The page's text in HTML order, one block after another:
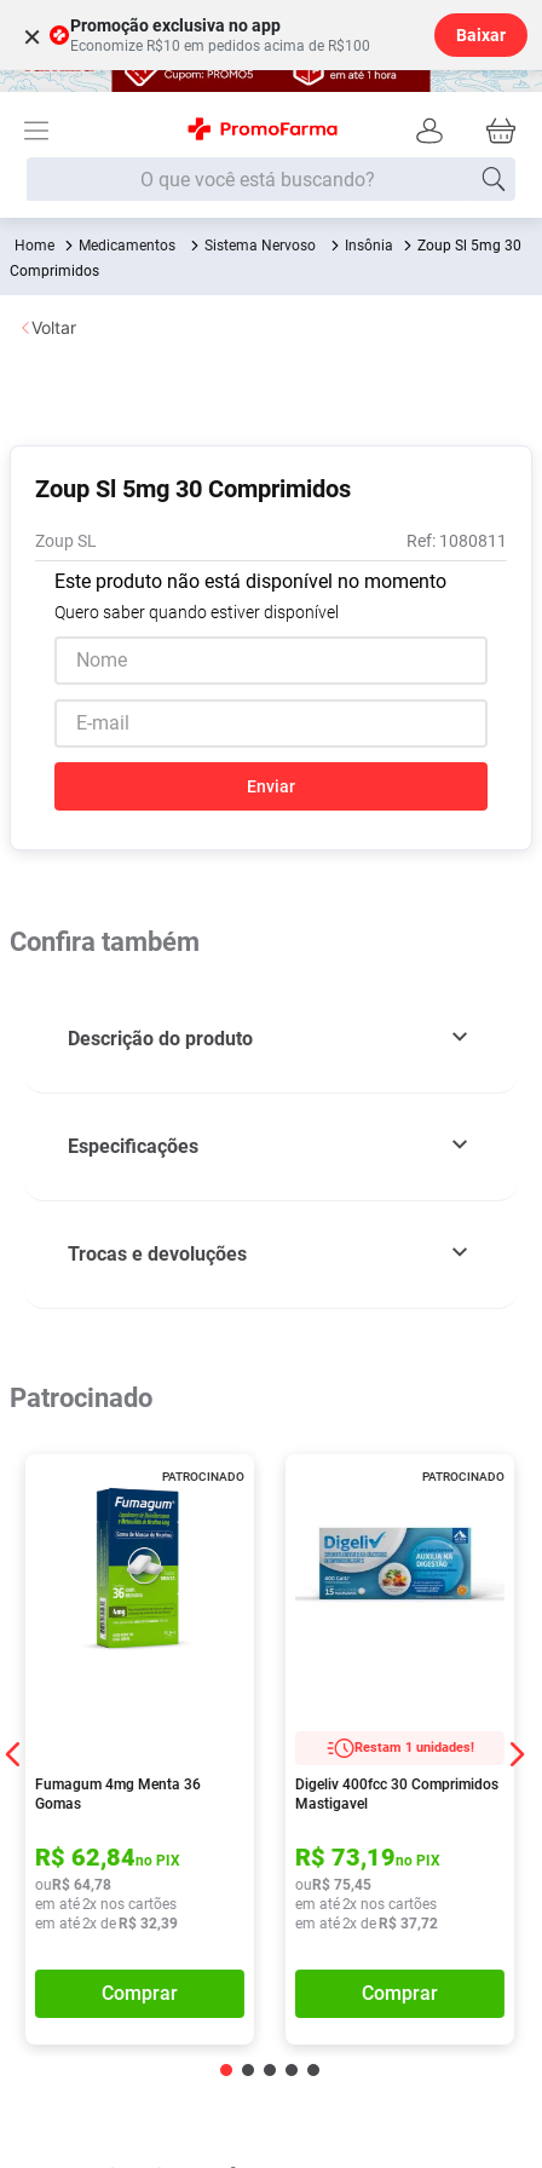
× Promoção exclusiva no app
Economize R$10 em pedidos acima de R$100
Baixar
O que você está buscando?
Medicamentos Sistema Nervoso Insônia
Zoup Sl 5mg 30
Comprimidos
Zoup Sl 5mg 30 Comprimidos
Zoup SL : 1080811
Este produto não está disponível no momento
Quero saber quando estiver disponível
Enviar
Voltar
Confira também
Descrição do produto
Especificações
Trocas e devoluções
Patrocinado
PATROCINADO
Fumagum 4mg Menta 36
Gomas
R$ 62,84no PIX
ou R$ 64,78
em até2x nos cartões
em até2x de R$ 32,39
Comprar
PATROCINADO
Restam 1 unidades!
Digeliv 400fcc 30 Comprimidos
Mastigavel
R$ 73,19no PIX
ou R$ 75,45
em até2x nos cartões
em até2x de R$ 37,72
Comprar
Termos mais buscados
1º Fralda
2
6º Shampoo
7º
8 Absorvente
9º Lavitan
10 º